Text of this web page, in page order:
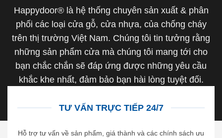
Happydoor® là hệ thống chuyên sản xuất & phân
phối các loại cửa gỗ, cửa nhựa, của chống cháy
trên thị trường Việt Nam. Chúng tôi tin tưởng rằng
những sản phẩm cửa mà chúng tôi mang tới cho
bạn chắc chắn sẽ đáp ứng được những yêu cầu
khắc khe nhất, đảm bảo bạn hài lòng tuyệt đối.
TƯ VẤN TRỰC TIẾP 24/7
Hỗ trợ tư vấn về sản phẩm, giá thành và các chính sách ưu